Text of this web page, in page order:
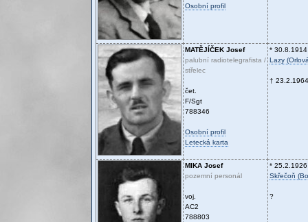
Osobní profil
MATĚJÍČEK Josef
palubní radiotelegrafista /
střelec
čet.
F/Sgt
788346
Osobní profil
Letecká karta
* 30.8.1914
Lazy
† 23.2.1964
MIKA Josef
pozemní personál
voj.
AC2
788803
* 25.2.1926
Skřečoň
?